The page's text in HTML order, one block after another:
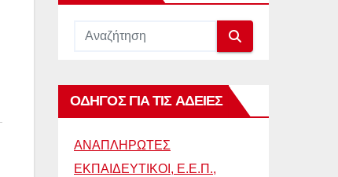
ΟΔΗΓΟΣ ΓΙΑ ΤΙΣ ΑΔΕΙΕΣ
ΑΝΑΠΛΗΡΩΤΕΣ
ΕΚΠΑΙΔΕΥΤΙΚΟΙ, Ε.Ε.Π.,